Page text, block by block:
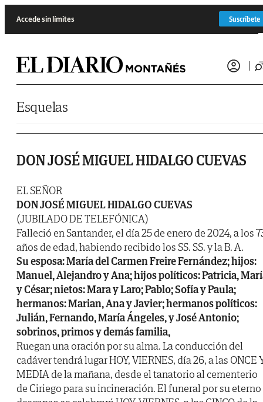
Accede sin límites Suscríbete
Esquelas
DON JOSÉ MIGUEL HIDALGO CUEVAS
EL SEÑOR
DON JOSÉ MIGUEL HIDALGO CUEVAS
(JUBILADO DE TELEFÓNICA)
Falleció en Santander, el día 25 de enero de 2024, a los
años de edad, habiendo recibido los SS. SS. y la B. A.
Su esposa: María del Carmen Freire Fernández; hijos:
Manuel, Alejandro y Ana; hijos políticos: Patricia,
y César; nietos: Mara y Laro; Pablo; Sofía y Paula;
hermanos: Marian, Ana y Javier; hermanos políticos:
Julián, Fernando, María Ángeles, y José Antonio;
sobrinos, primos y demás familia,
Ruegan una oración por su alma. La conducción del
cadáver tendrá lugar HOY, VIERNES, día 26, a las ONCE
MEDIA de la mañana, desde el tanatorio al cementerio
de Ciriego para su incineración. El funeral por su eterno